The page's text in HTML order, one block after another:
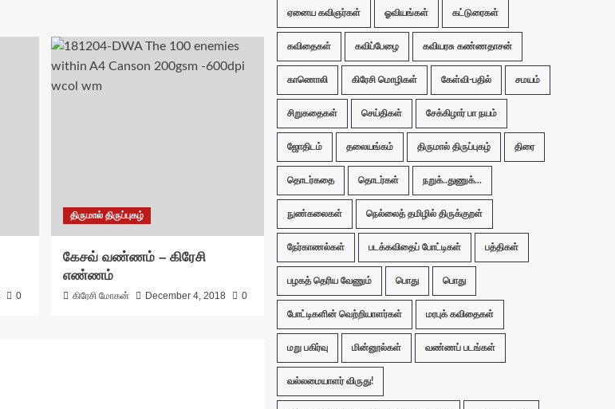
0
திருமால் திருப்புகழ்
கேசவ் வண்ணம் – கிரேசி
எண்ணம்
கிரேசி மோகன் December 4, 2018 0
ஏனைய கவிஞர்கள் ஓவியங்கள் கட்டுரைகள்
கவிதைகள் கவிப்பேழை கவியரசு கண்ணதாசன்
காணொலி கிரேசி மொழிகள் கேள்வி-பதில் சமயம்
சிறுகதைகள் செய்திகள் சேக்கிழார் பா நயம்
ஜோதிடம் தலையங்கம் திருமால் திருப்புகழ் திரை
தொடர்கதை தொடர்கள் நறுக்..துணுக்...
நுண்கலைகள் நெல்லைத் தமிழில் திருக்குறள்
நேர்காணல்கள் படக்கவிதைப் போட்டிகள் பத்திகள்
பழகத் தெரிய வேணும் பொது பொது
போட்டிகளின் வெற்றியாளர்கள் மரபுக் கவிதைகள்
மறு பகிர்வு மின்னூல்கள் வண்ணப் படங்கள்
வல்லமையாளர் விருது!